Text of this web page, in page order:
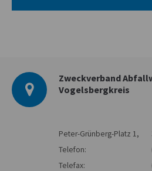
Zweckverband
Vogelsbergkreis
Peter-Grünberg-Platz 1,
Telefon:
Telefax: